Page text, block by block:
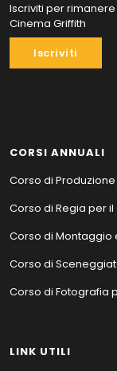
Iscriviti per
Cinema Griffith
Iscriviti
CORSI ANNUALI
Corso di
Corso di Regia per
Corso di Montaggio
Corso di
Corso di Fotografia
LINK UTILI